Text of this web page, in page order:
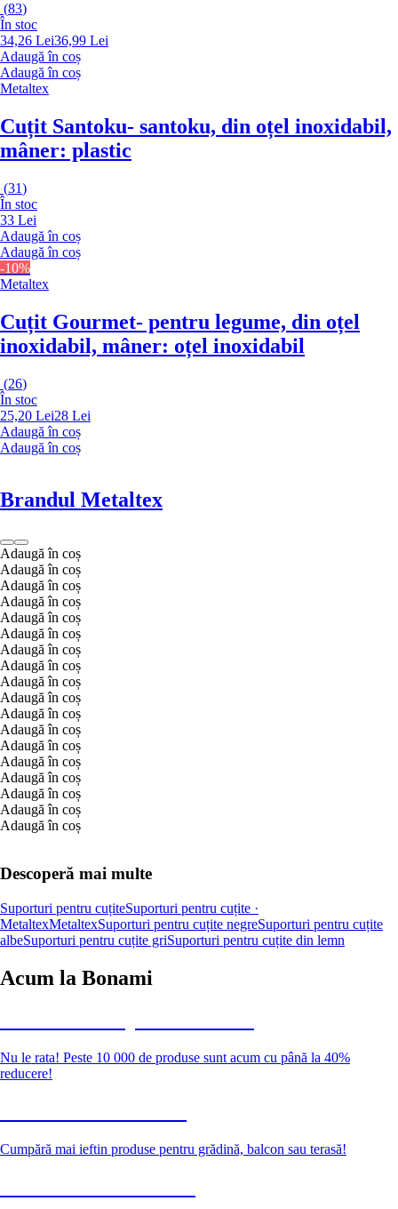
(83)
În stoc
34,26 Lei36,99 Lei
Adaugă în coș
Adaugă în coș
Metaltex
Cuțit Santoku- santoku, din oțel inoxidabil,
mâner: plastic
(31)
În stoc
33 Lei
Adaugă în coș
Adaugă în coș
-10%
Metaltex
Cuțit Gourmet- pentru legume, din oțel
inoxidabil, mâner: oțel inoxidabil
(26)
În stoc
25,20 Lei28 Lei
Adaugă în coș
Adaugă în coș
Brandul Metaltex
Adaugă în coș
Adaugă în coș
Adaugă în coș
Adaugă în coș
Adaugă în coș
Adaugă în coș
Adaugă în coș
Adaugă în coș
Adaugă în coș
Adaugă în coș
Adaugă în coș
Adaugă în coș
Adaugă în coș
Adaugă în coș
Adaugă în coș
Adaugă în coș
Adaugă în coș
Adaugă în coș
Descoperă mai multe
Suporturi pentru cuțiteSuporturi pentru cuțite ·
MetaltexMetaltexSuporturi pentru cuțite negreSuporturi pentru cuțite
albeSuporturi pentru cuțite griSuporturi pentru cuțite din lemn
Acum la Bonami
Nu le rata! Peste 10 000 de produse sunt acum cu până la 40%
reducere!
Cumpără mai ieftin produse pentru grădină, balcon sau terasă!